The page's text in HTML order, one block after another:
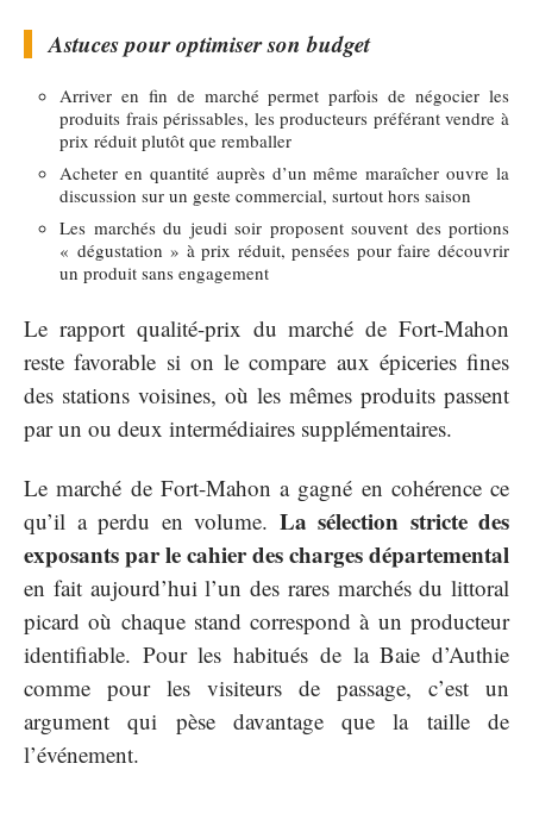
Astuces pour optimiser son budget
Arriver en fin de marché permet parfois de négocier les
produits frais périssables, les producteurs préférant vendre à
prix réduit plutôt que remballer
Acheter en quantité auprès d’un même maraîcher ouvre la
discussion sur un geste commercial, surtout hors saison
Les marchés du jeudi soir proposent souvent des portions
« dégustation » à prix réduit, pensées pour faire découvrir
un produit sans engagement
Le rapport qualité-prix du marché de Fort-Mahon
reste favorable si on le compare aux épiceries fines
des stations voisines, où les mêmes produits passent
par un ou deux intermédiaires supplémentaires.
Le marché de Fort-Mahon a gagné en cohérence ce
qu’il a perdu en volume. La sélection stricte des
exposants par le cahier des charges départemental
en fait aujourd’hui l’un des rares marchés du littoral
picard où chaque stand correspond à un producteur
identifiable. Pour les habitués de la Baie d’Authie
comme pour les visiteurs de passage, c’est un
argument qui pèse davantage que la taille de
l’événement.